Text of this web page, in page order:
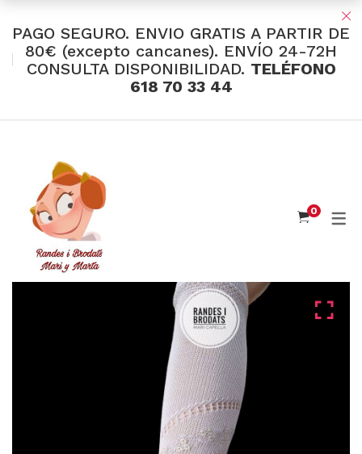
TIENDA Y OFERTAS
Santos Textil
Eusebio Sánchez
Flor de Azahar
Medias
PAGO SEGURO. ENVIO GRATIS A PARTIR DE
80€ (excepto cancanes). ENVÍO 24-72H
CONSULTA DISPONIBILIDAD. TELÉFONO
618 70 33 44
0